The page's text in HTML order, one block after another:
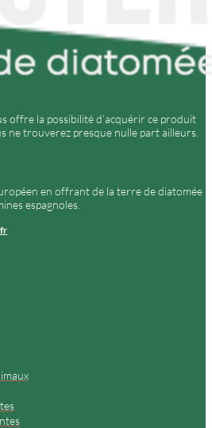
offre la possibilité d’acquérir ce produit
ne trouverez presque nulle part ailleurs.
en offrant de la terre de diatomée
espagnoles.